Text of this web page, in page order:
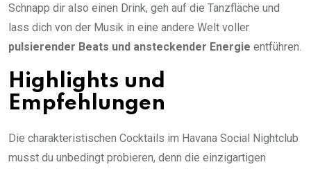
Schnapp dir also einen Drink, geh auf die Tanzfläche und
lass dich von der Musik in eine andere Welt voller
pulsierender Beats und ansteckender Energie entführen.
Highlights und
Empfehlungen
Die charakteristischen Cocktails im Havana Social Nightclub
musst du unbedingt probieren, denn die einzigartigen